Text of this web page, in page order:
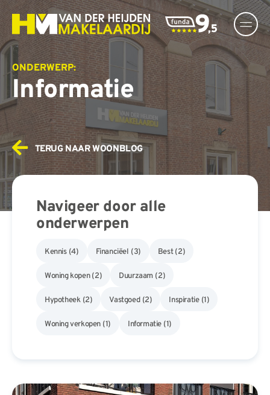
inhoud
ONDERWERP:
Informatie
TERUG NAAR WOONBLOG
Navigeer door alle
onderwerpen
Kennis (4) Financiëel (3) Best (2)
Woning kopen (2) Duurzaam (2)
Hypotheek (2) Vastgoed (2) Inspiratie (1)
Woning verkopen (1) Informatie (1)